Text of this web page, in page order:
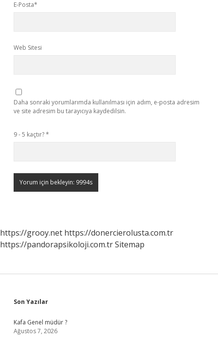
E-Posta*
Web Sitesi
Daha sonraki yorumlarımda kullanılması için adım, e-posta adresim
ve site adresim bu tarayıcıya kaydedilsin.
9 - 5 kaçtır?*
https://grooy.net https://donercierolusta.com.tr
https://pandorapsikoloji.com.trSitemap
Sidebar
Son Yazılar
Kafa Genel müdür ?
Ağustos 7, 2026